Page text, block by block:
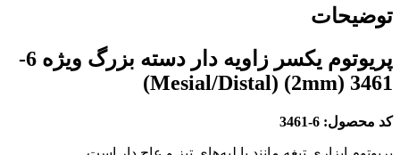
توضیحات
پریوتوم یکسر زاویه دار دسته بزرگ ویژه 6-
3461 (2mm) (Mesial/Distal)
کد محصول: 6-3461